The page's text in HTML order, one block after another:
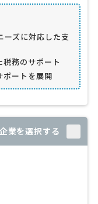
ーズに対応した支
務のサポート
ポートを展開
企業を選択する